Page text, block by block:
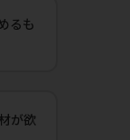
るも
が欲